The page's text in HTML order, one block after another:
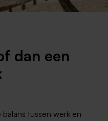
dan een
tussen werk en